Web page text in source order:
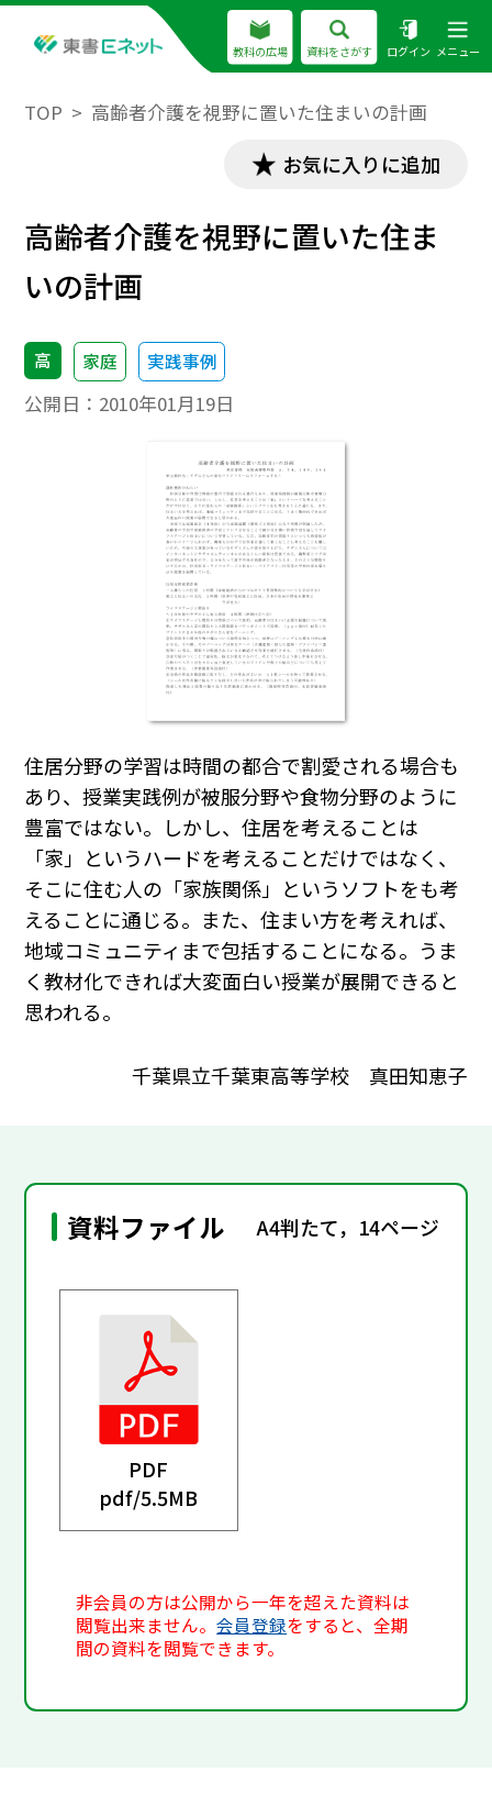
教科の広場 資料をさがす ログイン メニュー
TOP 高齢者介護を視野に置いた住まいの計画
お気に入りに追加
高齢者介護を視野に置いた住ま
いの計画
高 家庭 実践事例
公開日： 2010年01月19日
住居分野の学習は時間の都合で割愛される場合も
あり、授業実践例が被服分野や食物分野のように
豊富ではない。しかし、住居を考えることは
「家」というハードを考えることだけではなく、
そこに住む人の「家族関係」というソフトをも考
えることに通じる。また、住まい方を考えれば、
地域コミュニティまで包括することになる。うま
く教材化できれば大変面白い授業が展開できると
思われる。
千葉県立千葉東高等学校 真田知恵子
資料ファイル A4判たて，14ページ
PDF
pdf/5.5MB
非会員の方は公開から一年を超えた資料は
閲覧出来ません。会員登録をすると、全期
間の資料を閲覧できます。